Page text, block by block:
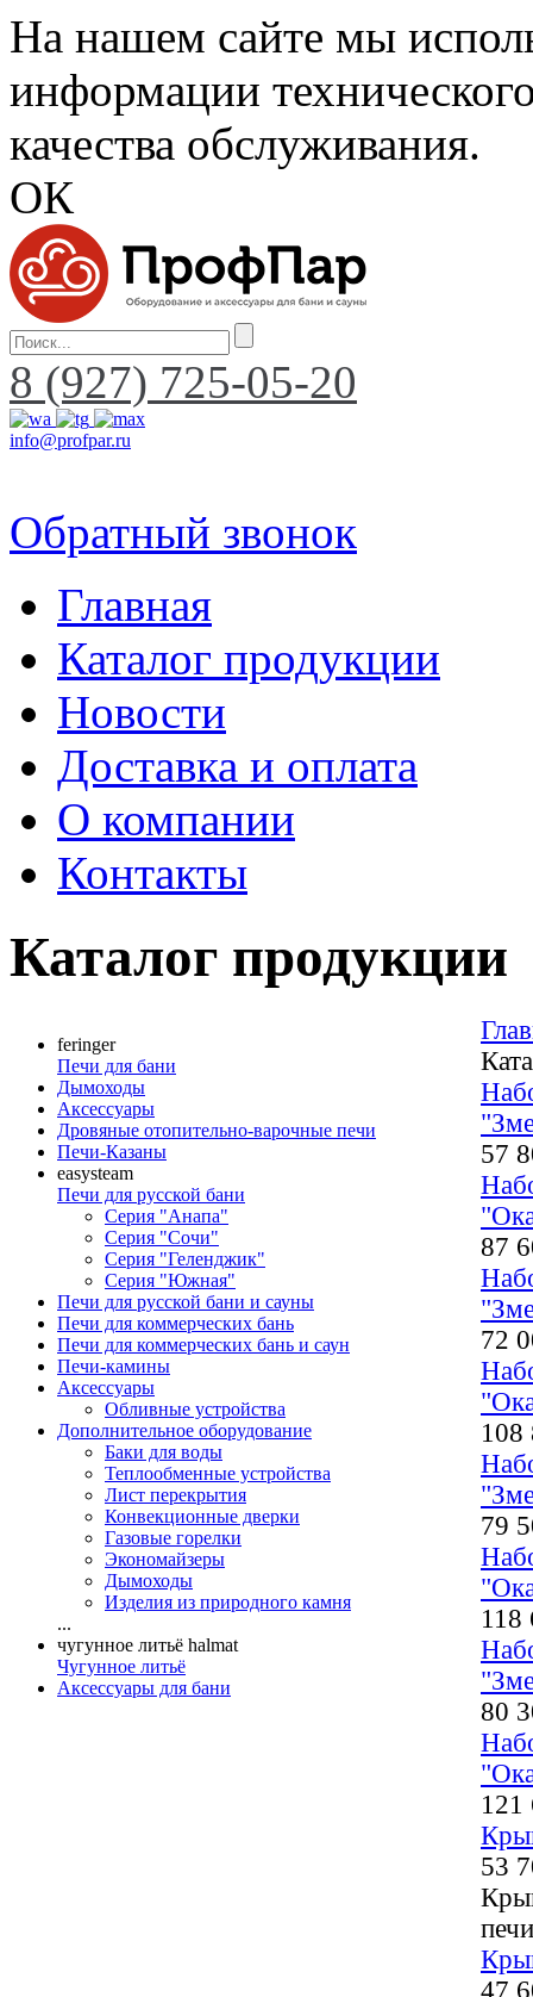
На нашем сайте мы
информации
качества обслуживания.
ОК
8 (927) 725-05-20
info@profpar.ru
Обратный звонок
Главная
Каталог продукции
Новости
Доставка и оплата
О компании
Контакты
Каталог продукции
feringer
Печи для бани
Дымоходы
Аксессуары
Дровяные отопительно-варочные печи
Печи-Казаны
easysteam
Печи для русской бани
Серия "Анапа"
Серия "Сочи"
Серия "Геленджик"
Серия "Южная"
Печи для русской бани и сауны
Печи для коммерческих бань
Печи для коммерческих бань и саун
Печи-камины
Аксессуары
Обливные устройства
Дополнительное оборудование
Баки для воды
Теплообменные устройства
Лист перекрытия
Конвекционные дверки
Газовые горелки
Экономайзеры
Дымоходы
Изделия из природного камня
...
чугунное литьё halmat
Чугунное литьё
Аксессуары для бани
57
87
72
108
79
118
80
121
53
47